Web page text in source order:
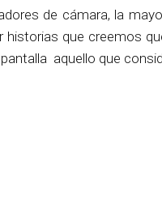
de cámara, la
que creemos
aquello que